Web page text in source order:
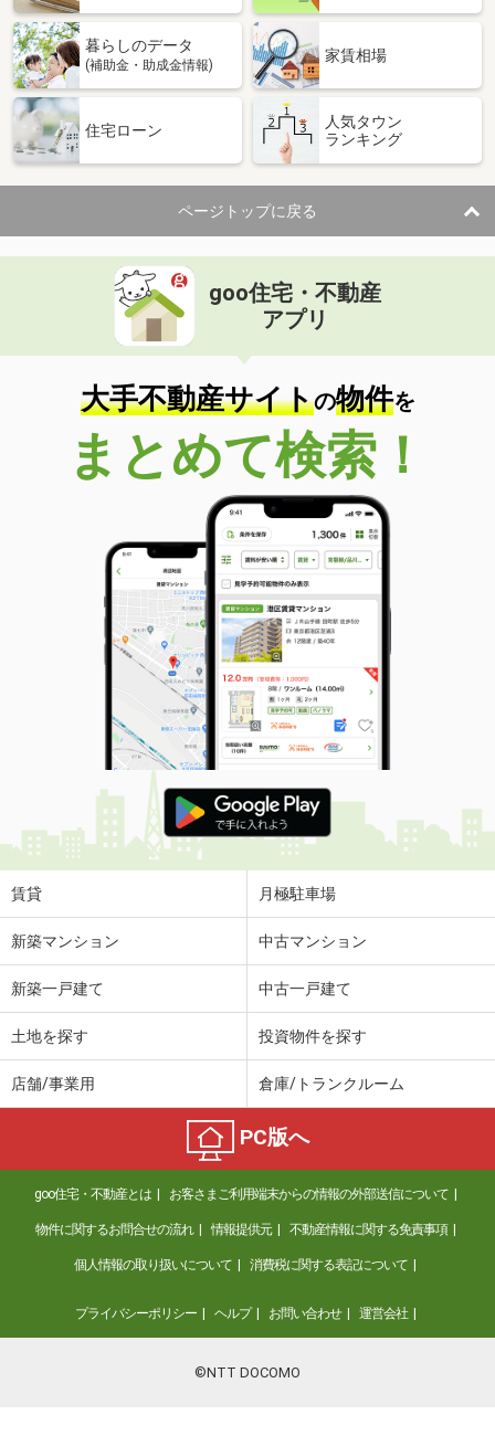
暮らしのデータ
(補助金・助成金情報)
家賃相場
住宅ローン
人気タウン
ランキング
ページトップに戻る
goo住宅・不動産
アプリ
大手不動産サイトの物件を
まとめて検索！
賃貸 月極駐車場
新築マンション 中古マンション
新築一戸建て 中古一戸建て
土地を探す 投資物件を探す
店舗/事業用 倉庫/トランクルーム
PC版へ
goo住宅・不動産とは お客さまご利用端末からの情報の外部送信について
物件に関するお問合せの流れ 情報提供元 不動産情報に関する免責事項
個人情報の取り扱いについて 消費税に関する表記について
プライバシーポリシー ヘルプ お問い合わせ 運営会社
©NTT DOCOMO